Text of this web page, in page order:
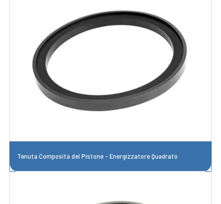
Tenuta Composita del Pistone - Energizzatore Quadrato